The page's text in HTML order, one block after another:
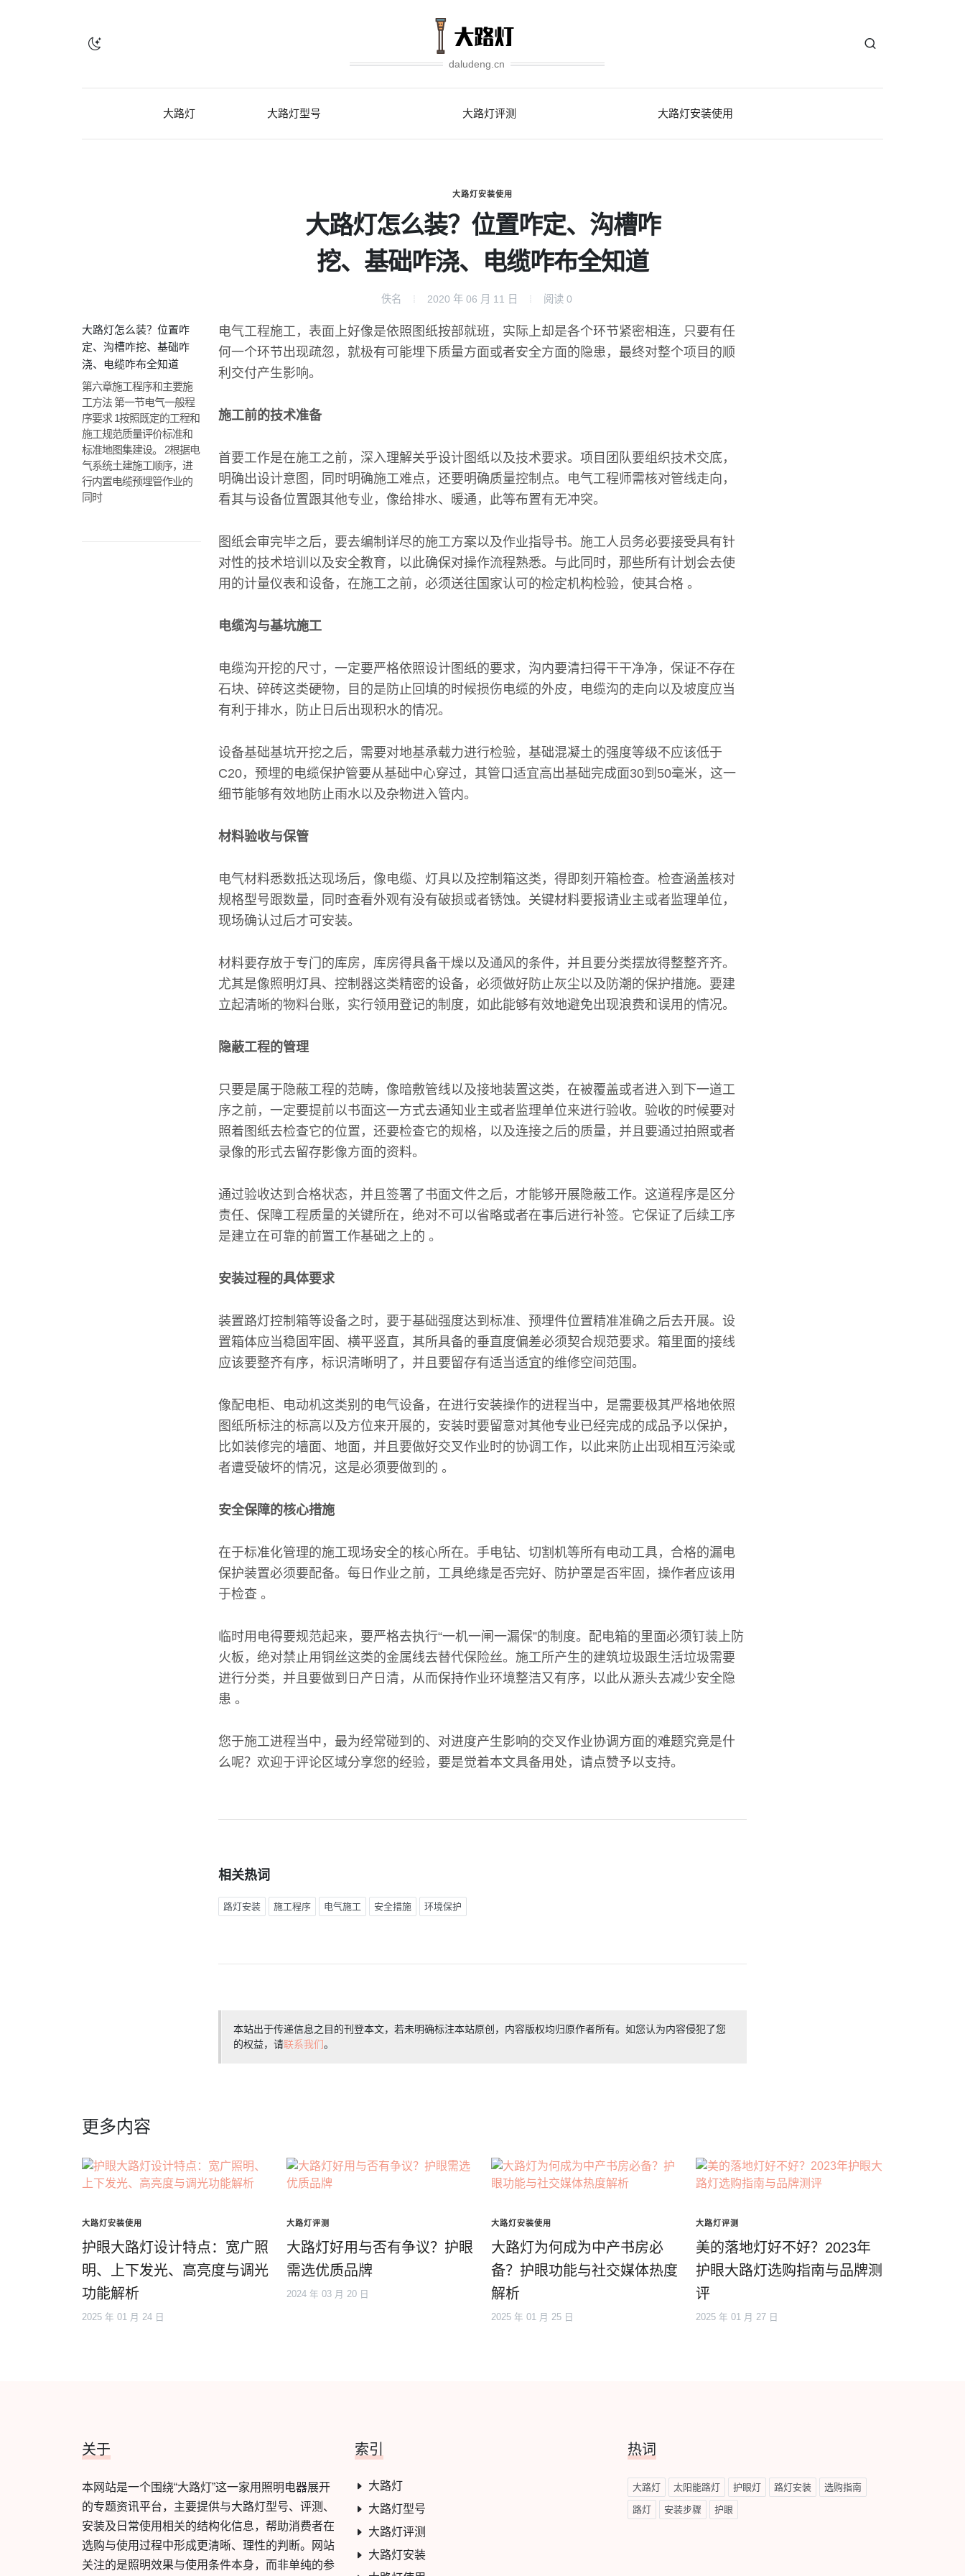
daludeng.cn
大路灯 大路灯型号 大路灯评测 大路灯安装使用
大路灯安装使用
大路灯怎么装？位置咋定、沟槽咋
挖、基础咋浇、电缆咋布全知道
佚名 2020 年 06 月 11 日 阅读 0
大路灯怎么装？位置咋
定、沟槽咋挖、基础咋
浇、电缆咋布全知道
第六章施工程序和主要施
工方法 第一节电气一般程
序要求 1按照既定的工程和
施工规范质量评价标准和
标准地图集建设。 2根据电
气系统土建施工顺序，进
行内置电缆预埋管作业的
同时
电气工程施工，表面上好像是依照图纸按部就班，实际上却是各个环节紧密相连，只要有任
何一个环节出现疏忽，就极有可能埋下质量方面或者安全方面的隐患，最终对整个项目的顺
利交付产生影响。
施工前的技术准备
首要工作是在施工之前，深入理解关乎设计图纸以及技术要求。项目团队要组织技术交底，
明确出设计意图，同时明确施工难点，还要明确质量控制点。电气工程师需核对管线走向，
看其与设备位置跟其他专业，像给排水、暖通，此等布置有无冲突。
图纸会审完毕之后，要去编制详尽的施工方案以及作业指导书。施工人员务必要接受具有针
对性的技术培训以及安全教育，以此确保对操作流程熟悉。与此同时，那些所有计划会去使
用的计量仪表和设备，在施工之前，必须送往国家认可的检定机构检验，使其合格 。
电缆沟与基坑施工
电缆沟开挖的尺寸，一定要严格依照设计图纸的要求，沟内要清扫得干干净净，保证不存在
石块、碎砖这类硬物，目的是防止回填的时候损伤电缆的外皮，电缆沟的走向以及坡度应当
有利于排水，防止日后出现积水的情况。
设备基础基坑开挖之后，需要对地基承载力进行检验，基础混凝土的强度等级不应该低于
C20，预埋的电缆保护管要从基础中心穿过，其管口适宜高出基础完成面30到50毫米，这一
细节能够有效地防止雨水以及杂物进入管内。
材料验收与保管
电气材料悉数抵达现场后，像电缆、灯具以及控制箱这类，得即刻开箱检查。检查涵盖核对
规格型号跟数量，同时查看外观有没有破损或者锈蚀。关键材料要报请业主或者监理单位，
现场确认过后才可安装。
材料要存放于专门的库房，库房得具备干燥以及通风的条件，并且要分类摆放得整整齐齐。
尤其是像照明灯具、控制器这类精密的设备，必须做好防止灰尘以及防潮的保护措施。要建
立起清晰的物料台账，实行领用登记的制度，如此能够有效地避免出现浪费和误用的情况。
隐蔽工程的管理
只要是属于隐蔽工程的范畴，像暗敷管线以及接地装置这类，在被覆盖或者进入到下一道工
序之前，一定要提前以书面这一方式去通知业主或者监理单位来进行验收。验收的时候要对
照着图纸去检查它的位置，还要检查它的规格，以及连接之后的质量，并且要通过拍照或者
录像的形式去留存影像方面的资料。
通过验收达到合格状态，并且签署了书面文件之后，才能够开展隐蔽工作。这道程序是区分
责任、保障工程质量的关键所在，绝对不可以省略或者在事后进行补签。它保证了后续工序
是建立在可靠的前置工作基础之上的 。
安装过程的具体要求
装置路灯控制箱等设备之时，要于基础强度达到标准、预埋件位置精准准确之后去开展。设
置箱体应当稳固牢固、横平竖直，其所具备的垂直度偏差必须契合规范要求。箱里面的接线
应该要整齐有序，标识清晰明了，并且要留存有适当适宜的维修空间范围。
像配电柜、电动机这类别的电气设备，在进行安装操作的进程当中，是需要极其严格地依照
图纸所标注的标高以及方位来开展的，安装时要留意对其他专业已经完成的成品予以保护，
比如装修完的墙面、地面，并且要做好交叉作业时的协调工作，以此来防止出现相互污染或
者遭受破坏的情况，这是必须要做到的 。
安全保障的核心措施
在于标准化管理的施工现场安全的核心所在。手电钻、切割机等所有电动工具，合格的漏电
保护装置必须要配备。每日作业之前，工具绝缘是否完好、防护罩是否牢固，操作者应该用
于检查 。
临时用电得要规范起来，要严格去执行“一机一闸一漏保”的制度。配电箱的里面必须钉装上防
火板，绝对禁止用铜丝这类的金属线去替代保险丝。施工所产生的建筑垃圾跟生活垃圾需要
进行分类，并且要做到日产日清，从而保持作业环境整洁又有序，以此从源头去减少安全隐
患 。
您于施工进程当中，最为经常碰到的、对进度产生影响的交叉作业协调方面的难题究竟是什
么呢？欢迎于评论区域分享您的经验，要是觉着本文具备用处，请点赞予以支持。
相关热词
路灯安装 施工程序 电气施工 安全措施 环境保护
本站出于传递信息之目的刊登本文，若未明确标注本站原创，内容版权均归原作者所有。如您认为内容侵犯了您
的权益，请联系我们。
更多内容
大路灯安装使用
护眼大路灯设计特点：宽广照
明、上下发光、高亮度与调光
功能解析
2025 年 01 月 24 日
大路灯评测
大路灯好用与否有争议？护眼
需选优质品牌
2024 年 03 月 20 日
大路灯安装使用
大路灯为何成为中产书房必
备？护眼功能与社交媒体热度
解析
2025 年 01 月 25 日
大路灯评测
美的落地灯好不好？2023年
护眼大路灯选购指南与品牌测
评
2025 年 01 月 27 日
关于
本网站是一个围绕“大路灯”这一家用照明电器展开
的专题资讯平台，主要提供与大路灯型号、评测、
安装及日常使用相关的结构化信息，帮助消费者在
选购与使用过程中形成更清晰、理性的判断。网站
关注的是照明效果与使用条件本身，而非单纯的参
索引
大路灯
大路灯型号
大路灯评测
大路灯安装
热词
大路灯 太阳能路灯 护眼灯 路灯安装 选购指南
路灯 安装步骤 护眼